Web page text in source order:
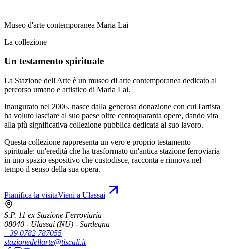
Museo d'arte contemporanea Maria Lai
La collezione
Un testamento spirituale
La Stazione dell'Arte è un museo di arte contemporanea dedicato al
percorso umano e artistico di Maria Lai.
Inaugurato nel 2006, nasce dalla generosa donazione con cui l'artista
ha voluto lasciare al suo paese oltre centoquaranta opere, dando vita
alla più significativa collezione pubblica dedicata al suo lavoro.
Questa collezione rappresenta un vero e proprio testamento
spirituale: un'eredità che ha trasformato un'antica stazione ferroviaria
in uno spazio espositivo che custodisce, racconta e rinnova nel
tempo il senso della sua opera.
Pianifica la visitaVieni a Ulassai
S.P. 11 ex Stazione Ferroviaria
08040 - Ulassai (NU) - Sardegna
+39 0782 787055
stazionedellarte@tiscali.it